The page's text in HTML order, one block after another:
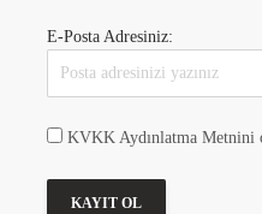
E-Posta Adresiniz:
KVKK Aydınlatma Metnini